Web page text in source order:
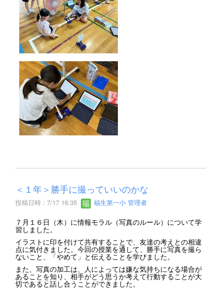
＜１年＞勝手に撮っていいのかな
投稿日時 : 7/17 16:35 福生第一小 管理者
７月１６日（木）に情報モラル（写真のルール）について学
習しました。
イラストに印を付けて共有することで、友達の考えとの相違
点に気付きました。今回の授業を通して、勝手に写真を撮ら
ないこと、「やめて」と伝えることを学びました。
また、写真の加工は、人によっては嫌な気持ちになる場合が
あることを知り、相手がどう思うか考えて行動することが大
切であると話し合うことができました。